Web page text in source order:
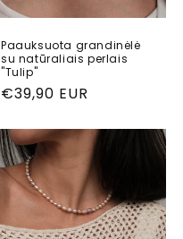
Paauksuota grandinėlė
su natūraliais perlais
"Tulip"
Reguliari
€39,90 EUR